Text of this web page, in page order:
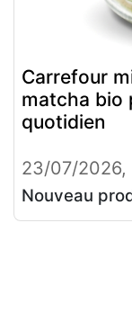
Carrefour
matcha bio
quotidien
23/07/2026,
Nouveau